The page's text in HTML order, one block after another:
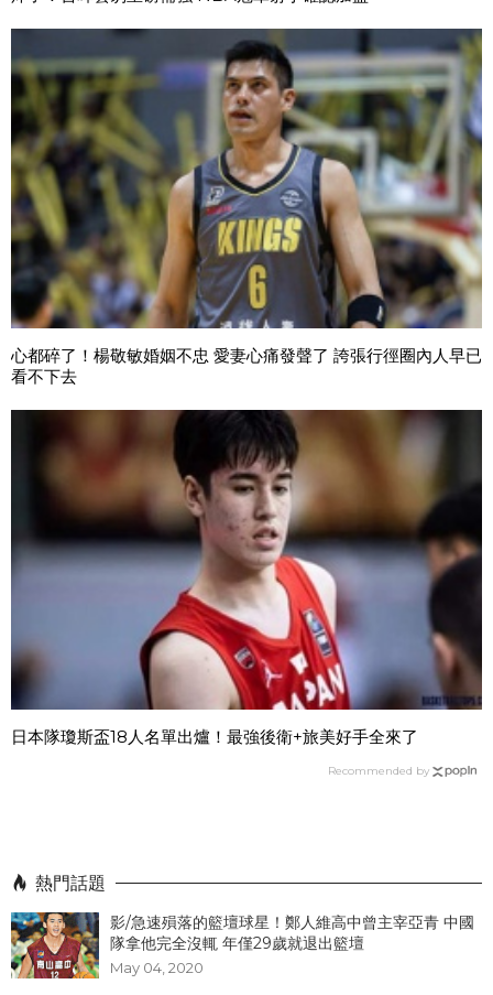
心都碎了！楊敬敏婚姻不忠 愛妻心痛發聲了 誇張行徑圈內人早已
看不下去
日本隊瓊斯盃18人名單出爐！最強後衛+旅美好手全來了
Recommended by
熱門話題
影/急速殞落的籃壇球星！鄭人維高中曾主宰亞青 中國
隊拿他完全沒輒 年僅29歲就退出籃壇
May 04, 2020